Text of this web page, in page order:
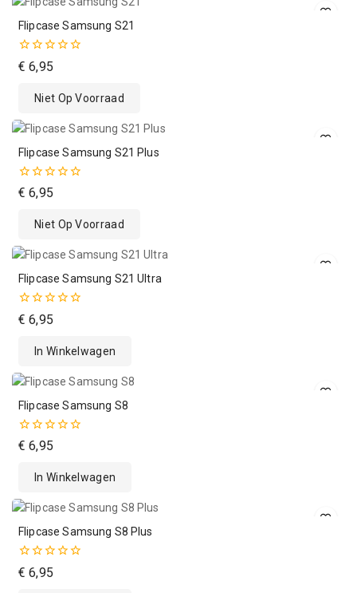
Flipcase Samsung S21
0
van
€ 6,95
Niet Op Voorraad
Flipcase Samsung S21 Plus
0
van
€ 6,95
Niet Op Voorraad
Flipcase Samsung S21 Ultra
0
van
€ 6,95
In Winkelwagen
Flipcase Samsung S8
0
van
€ 6,95
In Winkelwagen
Flipcase Samsung S8 Plus
0
van
€ 6,95